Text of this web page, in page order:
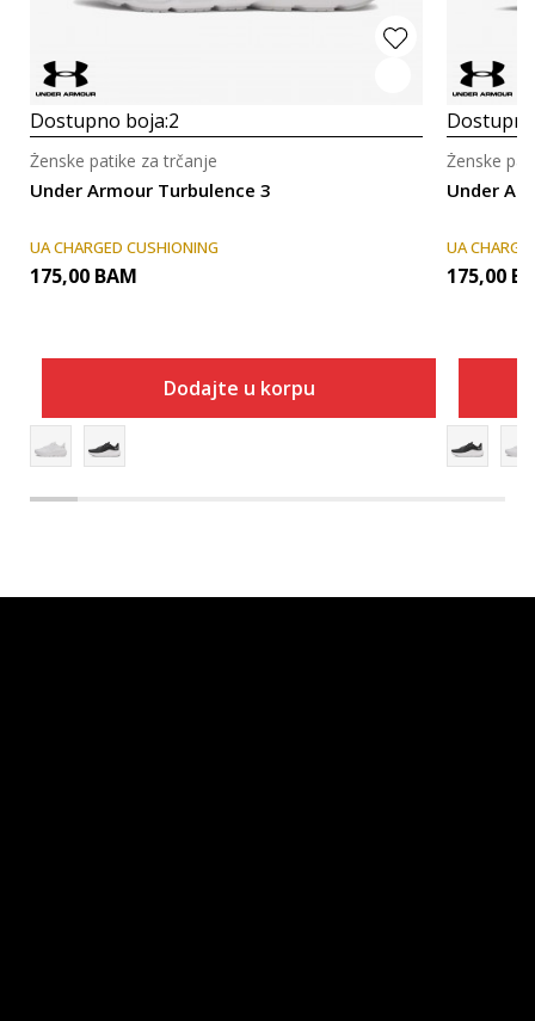
Dostupno boja:2
Under Armour Turbulence 3
Ženske patike za trčanje
UA CHARGED CUSHIONING
175,00 BAM
Dodajte u korpu
Under
Ženske
UA
175,00